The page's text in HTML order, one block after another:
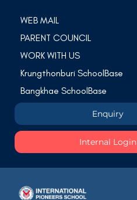
WEB MAIL
PARENT COUNCIL
WORK WITH US
Krungthonburi SchoolBase
Bangkhae SchoolBase
Enquiry
Internal Login